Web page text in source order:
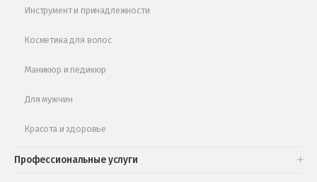
Инструмент и принадлежности
Косметика для волос
Маникюр и педикюр
Для мужчин
Красота и здоровье
Профессиональные услуги
Обучающее видео